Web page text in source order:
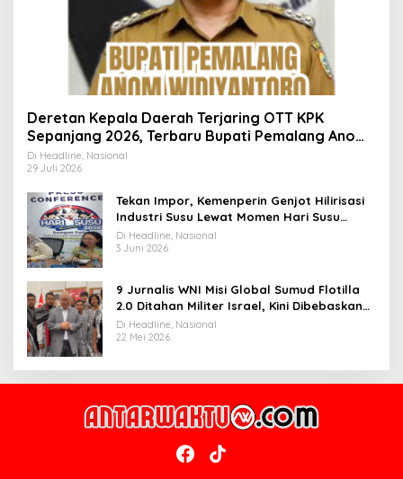
Deretan Kepala Daerah Terjaring OTT KPK
Sepanjang 2026, Terbaru Bupati Pemalang Anom
Widiyantoro
Di Headline, Nasional
29 Juli 2026
Tekan Impor, Kemenperin Genjot Hilirisasi
Industri Susu Lewat Momen Hari Susu
Nusantara 2026
Di Headline, Nasional
3 Juni 2026
9 Jurnalis WNI Misi Global Sumud Flotilla
2.0 Ditahan Militer Israel, Kini Dibebaskan
dan Dievakuasi ke Istanbul
Di Headline, Nasional
22 Mei 2026